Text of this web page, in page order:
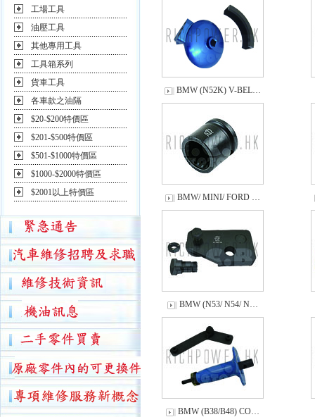
工場工具
油壓工具
其他專用工具
工具箱系列
貨車工具
各車款之油隔
$20-$200特價區
$201-$500特價區
$501-$1000特價區
$1000-$2000特價區
$2001以上特價區
BMW (N52K) V-BEL…
BMW/ MINI/ FORD …
BMW (N53/ N54/ N…
BMW (B38/B48) CO…